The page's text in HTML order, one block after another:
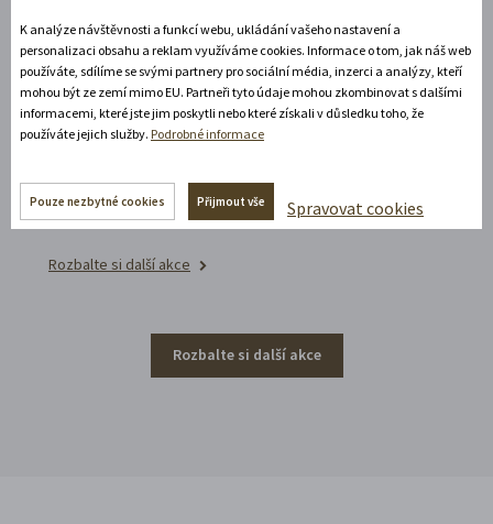
Noční prohlídka piaristického chrámu
Poznejte vrcholně barokní architekturu v
působivém večerním hávu. Obětní stůl dýchá
klenby a chrám ožívá instalacemi současného
umění.
Rozbalte si další akce
Rozbalte si další akce
K analýze návštěvnosti a funkcí webu, ukládání vašeho nastavení a
personalizaci obsahu a reklam využíváme cookies. Informace o tom, jak náš web
používáte, sdílíme se svými partnery pro sociální média, inzerci a analýzy, kteří
mohou být ze zemí mimo EU. Partneři tyto údaje mohou zkombinovat s dalšími
informacemi, které jste jim poskytli nebo které získali v důsledku toho, že
používáte jejich služby. Podrobné informace
Pouze nezbytné cookies Přijmout vše Spravovat cookies